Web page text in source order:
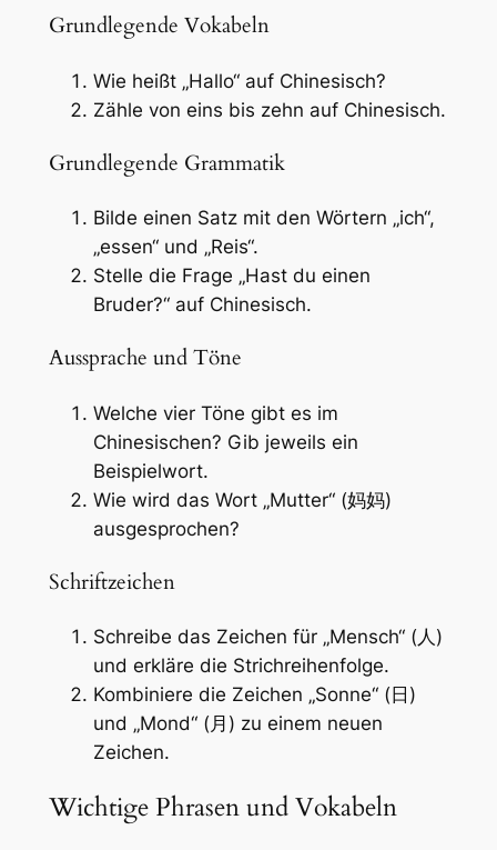
Grundlegende Vokabeln
Wie heißt „Hallo“ auf Chinesisch?
Zähle von eins bis zehn auf Chinesisch.
Grundlegende Grammatik
Bilde einen Satz mit den Wörtern „ich“,
„essen“ und „Reis“.
Stelle die Frage „Hast du einen
Bruder?“ auf Chinesisch.
Aussprache und Töne
Welche vier Töne gibt es im
Chinesischen? Gib jeweils ein
Beispielwort.
Wie wird das Wort „Mutter“ (妈妈)
ausgesprochen?
Schriftzeichen
Schreibe das Zeichen für „Mensch“ (人)
und erkläre die Strichreihenfolge.
Kombiniere die Zeichen „Sonne“ (日)
und „Mond“ (月) zu einem neuen
Zeichen.
Wichtige Phrasen und Vokabeln